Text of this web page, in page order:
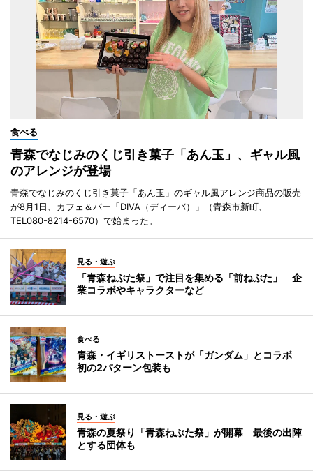
食べる
青森でなじみのくじ引き菓子「あん玉」、ギャル風
のアレンジが登場
青森でなじみのくじ引き菓子「あん玉」のギャル風アレンジ商品の販売
が8月1日、カフェ＆バー「DIVA（ディーバ）」（青森市新町、
TEL080-8214-6570）で始まった。
見る・遊ぶ
「青森ねぶた祭」で注目を集める「前ねぶた」 企
業コラボやキャラクターなど
食べる
青森・イギリストーストが「ガンダム」とコラボ
初の2パターン包装も
見る・遊ぶ
青森の夏祭り「青森ねぶた祭」が開幕 最後の出陣
とする団体も